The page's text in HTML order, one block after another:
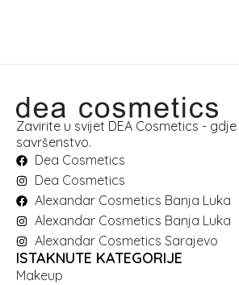
Zavirite u svijet DEA Cosmetics -
savršenstvo.
Dea Cosmetics
Dea Cosmetics
Alexandar Cosmetics Banja Luka
Alexandar Cosmetics Banja Luka
Alexandar Cosmetics Sarajevo
ISTAKNUTE KATEGORIJE
Makeup